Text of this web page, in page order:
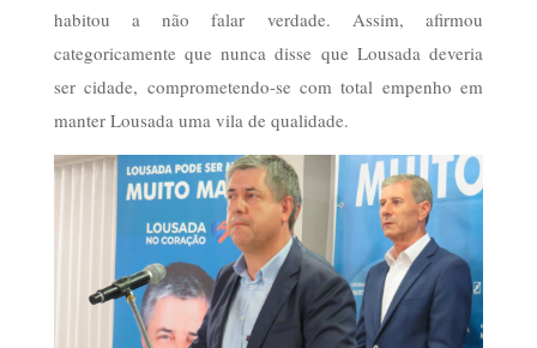
habitou a não falar verdade. Assim, afirmou
categoricamente que nunca disse que Lousada deveria
ser cidade, comprometendo-se com total empenho em
manter Lousada uma vila de qualidade.